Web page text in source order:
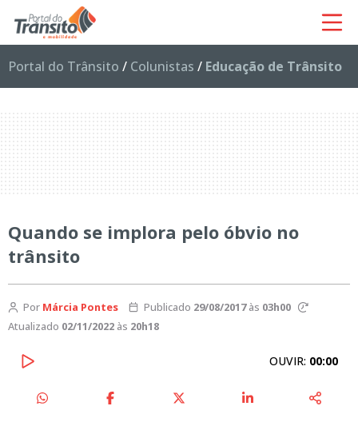
Portal do Trânsito / Colunistas / Educação de Trânsito
Quando se implora pelo óbvio no
trânsito
Por Márcia Pontes Publicado 29/08/2017às 03h00
Atualizado 02/11/2022 às 20h18
OUVIR: 00:00